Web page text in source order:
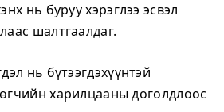
нь буруу хэрэглээ эсвэл
шалтгаалдаг.
нь бүтээгдэхүүнтэй
харилцааны доголдлоос